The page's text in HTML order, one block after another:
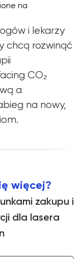
na
i lekarzy
chcą rozwinąć
CO₂
a
na nowy,
więcej?
zakupu i
dla lasera